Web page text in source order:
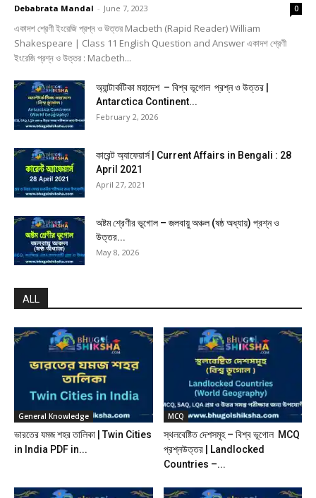
Debabrata Mandal - June 7, 2023 0
একাদশ শ্রেণী ইংরেজি প্রশ্ন ও উত্তর Macbeth (Rapid Reader) William
Shakespeare | Class 11 English Question and Answer একাদশ শ্রেণী
ইংরেজি প্রশ্ন ও উত্তর : Macbeth...
অ্যান্টার্কটিকা মহাদেশ – বিশ্ব ভূগোল প্রশ্ন ও উত্তর |
Antarctica Continent...
February 2, 2026
কারেন্ট অ্যাফেয়ার্স | Current Affairs in Bengali : 28
April 2021
April 27, 2021
অষ্টম শ্রেণীর ভূগোল – জলবায়ু অঞ্চল (ষষ্ঠ অধ্যায়) প্রশ্ন ও
উত্তর...
May 8, 2026
ALL
General Knowledge
ভারতের যমজ শহর তালিকা | Twin Cities
in India PDF in...
MCQ
স্থলবেষ্টিত দেশসমূহ – বিশ্ব ভূগোল MCQ
প্রশ্নউত্তর | Landlocked
Countries –...